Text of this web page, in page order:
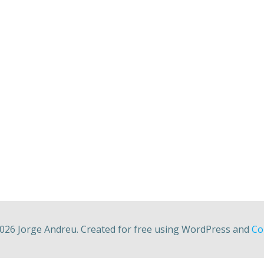
Jorge Andreu. Created for free using WordPress and